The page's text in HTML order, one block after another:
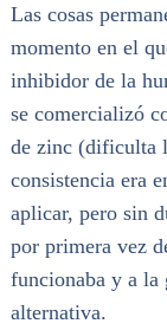
Las cosas
momento en el
inhibidor de la
se comercializó
de zinc (dificulta
consistencia era
aplicar, pero sin
por primera vez
funcionaba y a la
alternativa.